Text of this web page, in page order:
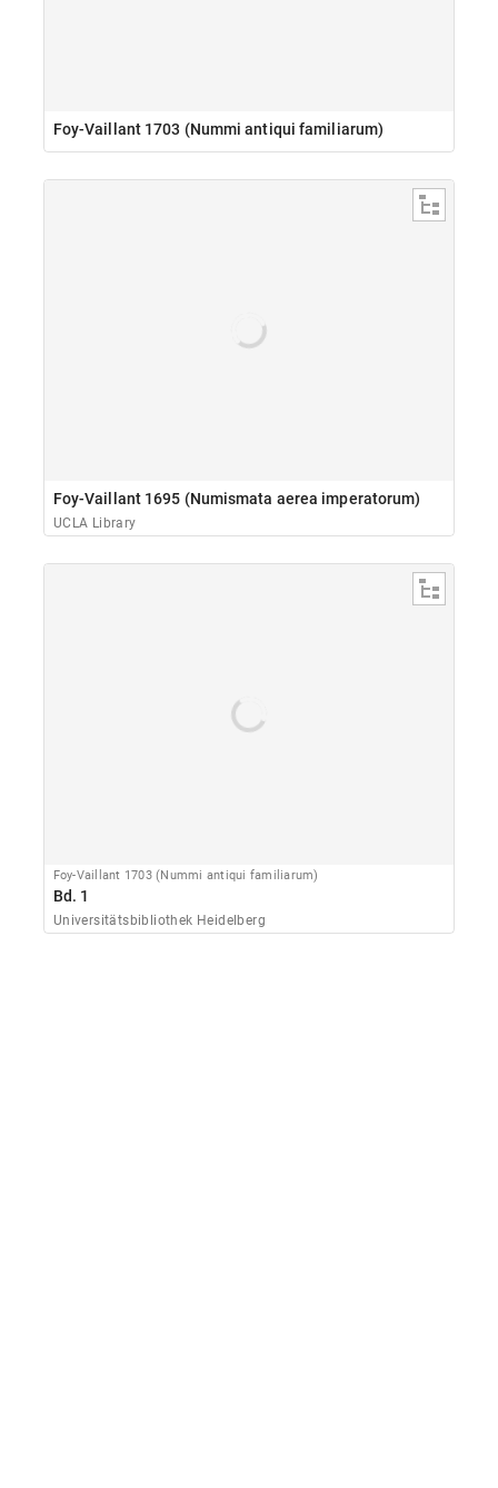
Foy-Vaillant 1703 (Nummi antiqui familiarum)
Foy-Vaillant 1695 (Numismata aerea imperatorum)
UCLA Library
Foy-Vaillant 1703 (Nummi antiqui familiarum)
Bd. 1
Universitätsbibliothek Heidelberg